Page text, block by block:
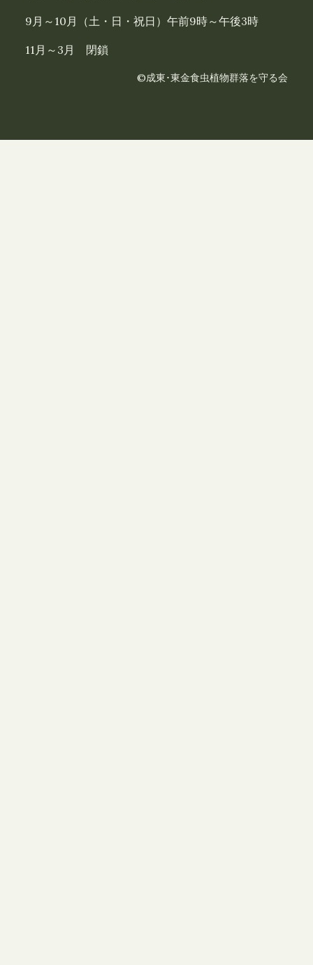
9月～10月（土・日・祝日）午前9時～午後3時
11月～3月 閉鎖
©成東･東金食虫植物群落を守る会